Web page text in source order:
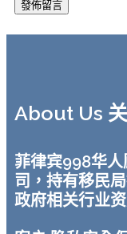
About Us
菲律宾998华
司，持有移民
政府相关行业资